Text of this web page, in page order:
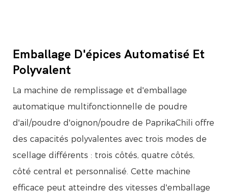
Emballage D'épices Automatisé Et
Polyvalent
La machine de remplissage et d'emballage
automatique multifonctionnelle de poudre
d'ail/poudre d'oignon/poudre de PaprikaChili offre
des capacités polyvalentes avec trois modes de
scellage différents : trois côtés, quatre côtés,
côté central et personnalisé. Cette machine
efficace peut atteindre des vitesses d'emballage